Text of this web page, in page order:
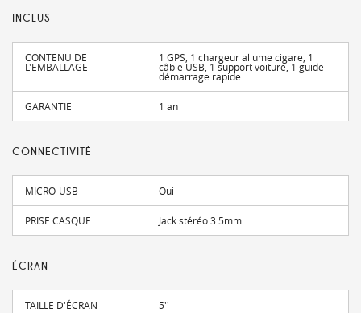
INCLUS
CONTENU DE
L'EMBALLAGE
1 GPS, 1 chargeur allume cigare, 1
câble USB, 1 support voiture, 1 guide
démarrage rapide
GARANTIE 1 an
CONNECTIVITÉ
MICRO-USB Oui
PRISE CASQUE Jack stéréo 3.5mm
ÉCRAN
TAILLE D'ÉCRAN 5''